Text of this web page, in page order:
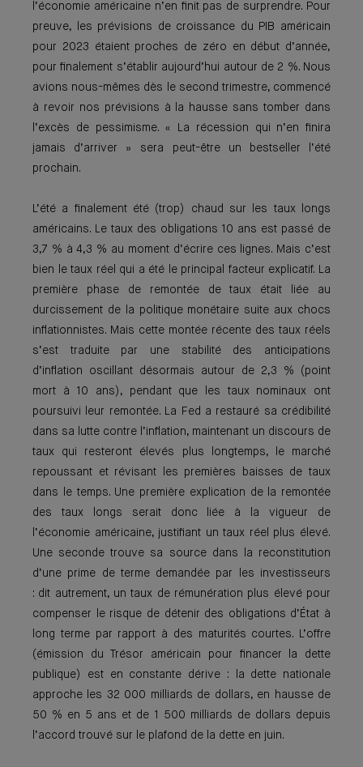
l’économie américaine n’en finit pas de surprendre. Pour
preuve, les prévisions de croissance du PIB américain
pour 2023 étaient proches de zéro en début d’année,
pour finalement s’établir aujourd’hui autour de 2 %. Nous
avions nous-mêmes dès le second trimestre, commencé
à revoir nos prévisions à la hausse sans tomber dans
l’excès de pessimisme. « La récession qui n’en finira
jamais d’arriver » sera peut-être un bestseller l’été
prochain.
L’été a finalement été (trop) chaud sur les taux longs
américains. Le taux des obligations 10 ans est passé de
3,7 % à 4,3 % au moment d’écrire ces lignes. Mais c’est
bien le taux réel qui a été le principal facteur explicatif. La
première phase de remontée de taux était liée au
durcissement de la politique monétaire suite aux chocs
inflationnistes. Mais cette montée récente des taux réels
s’est traduite par une stabilité des anticipations
d’inflation oscillant désormais autour de 2,3 % (point
mort à 10 ans), pendant que les taux nominaux ont
poursuivi leur remontée. La Fed a restauré sa crédibilité
dans sa lutte contre l’inflation, maintenant un discours de
taux qui resteront élevés plus longtemps, le marché
repoussant et révisant les premières baisses de taux
dans le temps. Une première explication de la remontée
des taux longs serait donc liée à la vigueur de
l’économie américaine, justifiant un taux réel plus élevé.
Une seconde trouve sa source dans la reconstitution
d’une prime de terme demandée par les investisseurs
: dit autrement, un taux de rémunération plus élevé pour
compenser le risque de détenir des obligations d’État à
long terme par rapport à des maturités courtes. L’offre
(émission du Trésor américain pour financer la dette
publique) est en constante dérive : la dette nationale
approche les 32 000 milliards de dollars, en hausse de
50 % en 5 ans et de 1 500 milliards de dollars depuis
l’accord trouvé sur le plafond de la dette en juin.